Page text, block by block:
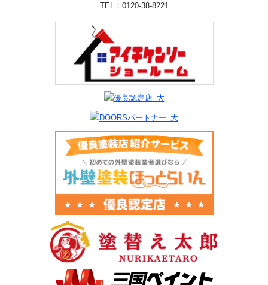
TEL：0120-38-8221